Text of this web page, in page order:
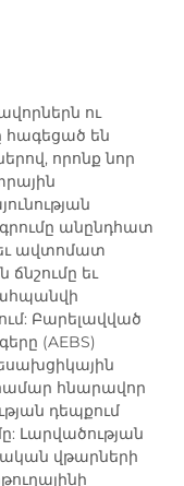
ու
հագեցած են
որոնք նոր
անընդհատ
եւ ավտոմատ
եւ
Բարելավված
(AEBS)
հնարավոր
դեպքում
Լարվածության
վթարների